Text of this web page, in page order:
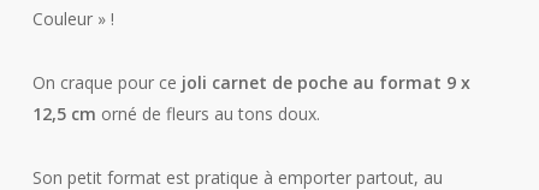
Couleur » !
On craque pour ce joli carnet de poche au format 9 x
12,5 cm orné de fleurs au tons doux.
Son petit format est pratique à emporter partout, au